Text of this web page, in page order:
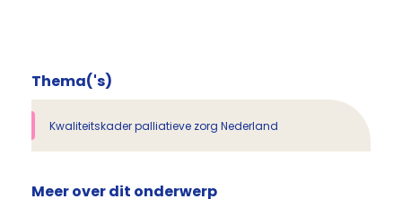
Thema('s)
Kwaliteitskader palliatieve zorg Nederland
Meer over dit onderwerp